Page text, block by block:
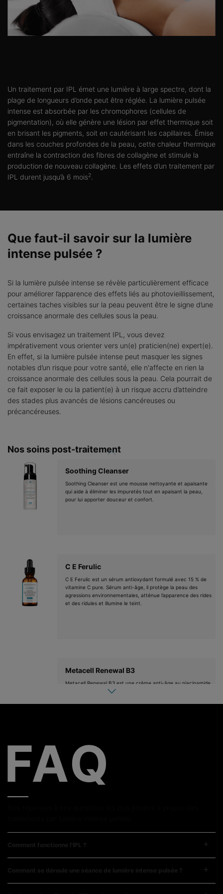
Un traitement par IPL émet une lumière à large spectre, dont la
plage de longueurs d’onde peut être réglée. La lumière pulsée
intense est absorbée par les chromophores (cellules de
pigmentation), où elle génère une lésion par effet thermique soit
en brisant les pigments, soit en cautérisant les capillaires. Émise
dans les couches profondes de la peau, cette chaleur thermique
entraîne la contraction des fibres de collagène et stimule la
production de nouveau collagène. Les effets d’un traitement par
IPL durent jusqu’à 6 mois2
Que faut-il savoir sur la lumière
intense pulsée ?
Si la lumière pulsée intense se révèle particulièrement efficace
pour améliorer l’apparence des effets liés au photovieillissement,
certaines taches visibles sur la peau peuvent être le signe d’une
croissance anormale des cellules sous la peau.
Si vous envisagez un traitement IPL, vous devez
impérativement vous orienter vers un(e) praticien(ne) expert(e).
En effet, si la lumière pulsée intense peut masquer les signes
notables d’un risque pour votre santé, elle n'affecte en rien la
croissance anormale des cellules sous la peau. Cela pourrait de
ce fait exposer le ou la patient(e) à un risque accru d’atteindre
des stades plus avancés de lésions cancéreuses ou
précancéreuses.
Nos soins post-traitement
Soothing Cleanser
Soothing Cleanser est une mousse nettoyante et apaisante
qui aide à éliminer les impuretés tout en apaisant la peau,
pour lui apporter douceur et confort.
C E Ferulic
C E Ferulic est un sérum antioxydant formulé avec 15 % de
vitamine C pure. Sérum anti-âge, il protège la peau des
agressions environnementales, atténue l’apparence des rides
et des ridules et illumine le teint.
Metacell Renewal B3
Metacell Renewal B3 est une crème anti-âge au niacinamide
pour lutter contre les signes de l'âge prématurés liés au
Advanced Brightening UV Defense SPF 50
La protection solaire visage anti UVA et UVB Advanced
Comment fonctionne l'IPL ?
Comment se déroule une séance de lumière intense pulsée ?